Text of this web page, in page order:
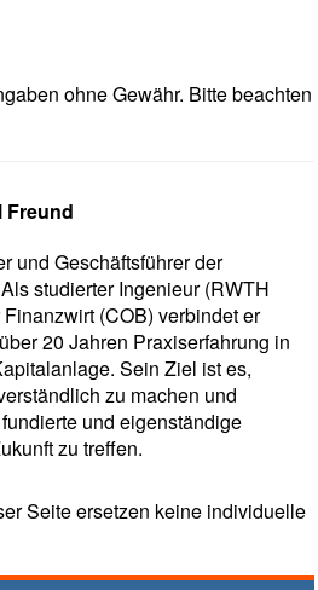
ohne Gewähr. Bitte beachten
Freund
und Geschäftsführer der
studierter Ingenieur (RWTH
(COB) verbindet er
20 Jahren Praxiserfahrung in
Sein Ziel ist es,
zu machen und
und eigenständige
zu treffen.
Seite ersetzen keine individuelle